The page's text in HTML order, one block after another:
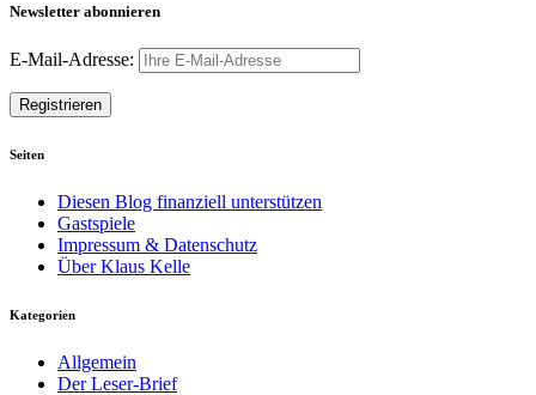
Newsletter abonnieren
E-Mail-Adresse:
Seiten
Diesen Blog finanziell unterstützen
Gastspiele
Impressum & Datenschutz
Über Klaus Kelle
Kategorien
Allgemein
Der Leser-Brief